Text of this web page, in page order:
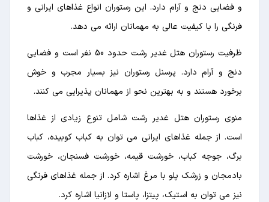
و فضایی دنج و آرام دارد. این رستوران انواع غذاهای ایرانی و
فرنگی را با کیفیت عالی به مهمانان ارائه می دهد.
ظرفیت رستوران هتل غدیر رشت حدود 50 نفر است و فضایی
دنج و آرام دارد. پرسنل رستوران نیز بسیار مجرب و خوش
برخورد هستند و به بهترین نحو از مهمانان پذیرایی می کنند.
منوی رستوران هتل غدیر رشت شامل تنوع زیادی از غذاها
است. از جمله غذاهای ایرانی می توان به کباب کوبیده، کباب
برگ، جوجه کباب، خورشت قیمه، خورشت فسنجان، خورشت
بادمجان و زرشک پلو با مرغ اشاره کرد. از جمله غذاهای فرنگی
نیز می توان به استیک، پیتزا، پاستا و لازانیا اشاره کرد.